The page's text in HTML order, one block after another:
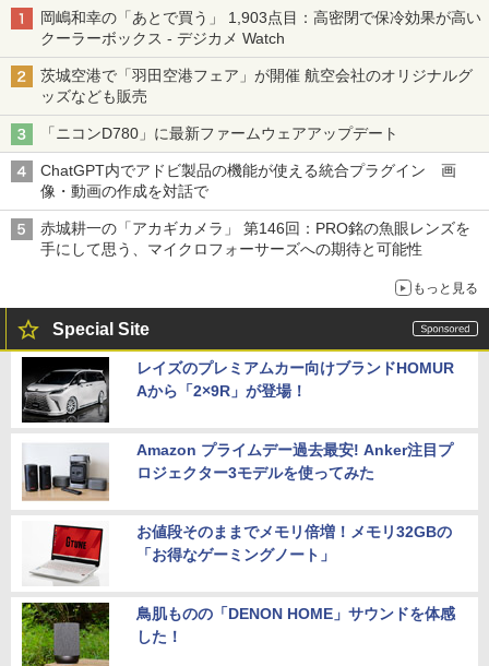
岡嶋和幸の「あとで買う」 1,903点目：高密閉で保冷効果が高い
クーラーボックス - デジカメ Watch
茨城空港で「羽田空港フェア」が開催 航空会社のオリジナルグ
ッズなども販売
「ニコンD780」に最新ファームウェアアップデート
ChatGPT内でアドビ製品の機能が使える統合プラグイン 画
像・動画の作成を対話で
赤城耕一の「アカギカメラ」 第146回：PRO銘の魚眼レンズを
手にして思う、マイクロフォーサーズへの期待と可能性
もっと見る
Special Site
レイズのプレミアムカー向けブランドHOMUR
Aから「2×9R」が登場！
Amazon プライムデー過去最安! Anker注目プ
ロジェクター3モデルを使ってみた
お値段そのままでメモリ倍増！メモリ32GBの
「お得なゲーミングノート」
鳥肌ものの「DENON HOME」サウンドを体感
した！